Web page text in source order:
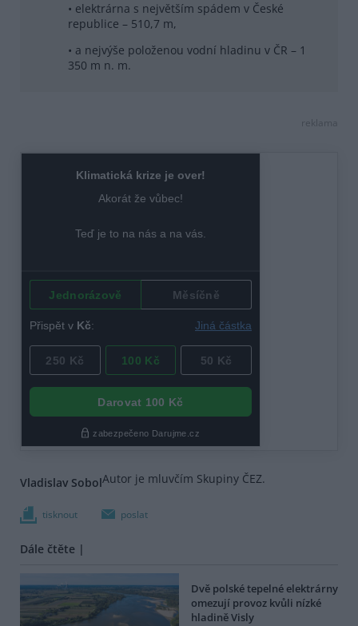
• elektrárna s největším spádem v České
republice – 510,7 m,
• a nejvýše položenou vodní hladinu v ČR – 1
350 m n. m.
reklama
Vladislav SobolAutor je mluvčím Skupiny ČEZ.
tisknout poslat
Dále čtěte |
Dvě polské tepelné elektrárny
omezují provoz kvůli nízké
hladině Visly